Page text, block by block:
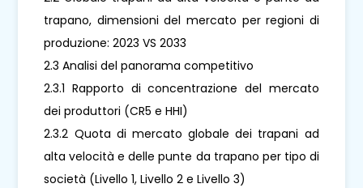
trapano, dimensioni del mercato per regioni di
produzione: 2023 VS 2033
2.3 Analisi del panorama competitivo
2.3.1 Rapporto di concentrazione del mercato
dei produttori (CR5 e HHI)
2.3.2 Quota di mercato globale dei trapani ad
alta velocità e delle punte da trapano per tipo di
società (Livello 1, Livello 2 e Livello 3)